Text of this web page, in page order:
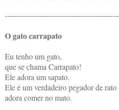
O gato carrapato
Eu tenho um gato,
que se chama Carrapato!
Ele adora um sapato.
Ele é um verdadeiro pegador de rato
adora comer no mato.